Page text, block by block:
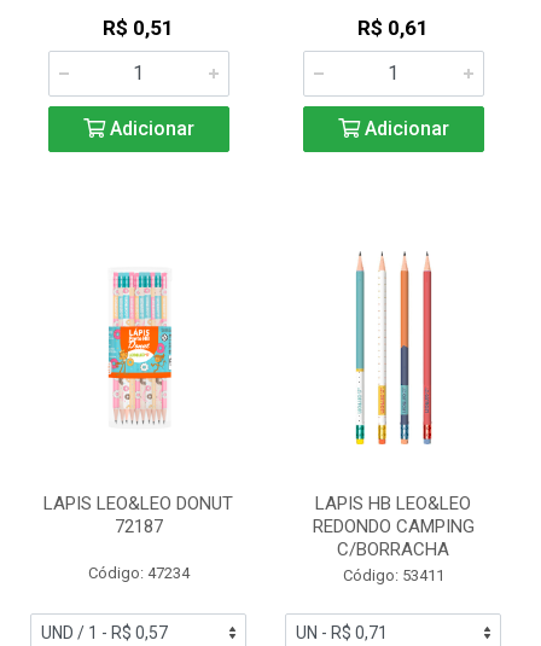
R$ 0,51
Adicionar
R$ 0,61
Adicionar
LAPIS LEO&LEO DONUT
72187
Código: 47234
LAPIS HB LEO&LEO
REDONDO CAMPING
C/BORRACHA
Código: 53411